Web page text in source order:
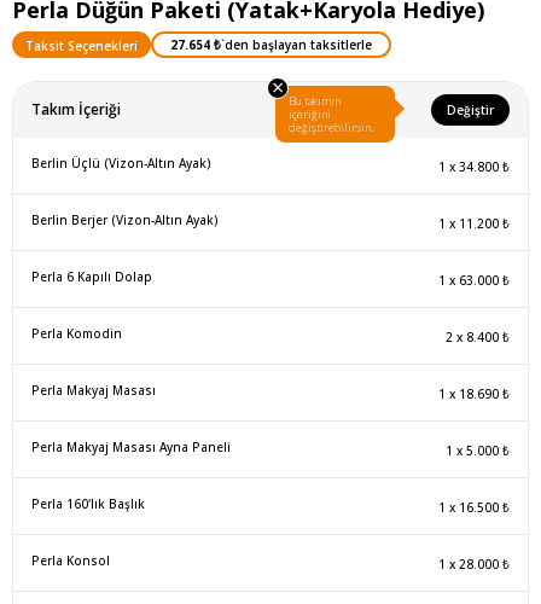
Perla Düğün Paketi (Yatak+Karyola Hediye)
Taksit Seçenekleri 27.654 ₺`den başlayan taksitlerle
Takım İçeriği Değiştir
× Bu takımın
içeriğini
değiştirebilirsin.
Berlin Üçlü (Vizon-Altın Ayak) 1 x 34.800 ₺
Berlin Berjer (Vizon-Altın Ayak) 1 x 11.200 ₺
Perla 6 Kapılı Dolap 1 x 63.000 ₺
Perla Komodin 2 x 8.400 ₺
Perla Makyaj Masası 1 x 18.690 ₺
Perla Makyaj Masası Ayna Paneli 1 x 5.000 ₺
Perla 160'lık Başlık 1 x 16.500 ₺
Perla Konsol 1 x 28.000 ₺